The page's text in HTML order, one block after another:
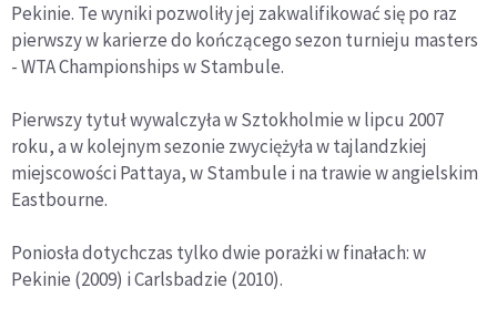
Pekinie. Te wyniki pozwoliły jej zakwalifikować się po raz
pierwszy w karierze do kończącego sezon turnieju masters
- WTA Championships w Stambule.
Pierwszy tytuł wywalczyła w Sztokholmie w lipcu 2007
roku, a w kolejnym sezonie zwyciężyła w tajlandzkiej
miejscowości Pattaya, w Stambule i na trawie w angielskim
Eastbourne.
Poniosła dotychczas tylko dwie porażki w finałach: w
Pekinie (2009) i Carlsbadzie (2010).